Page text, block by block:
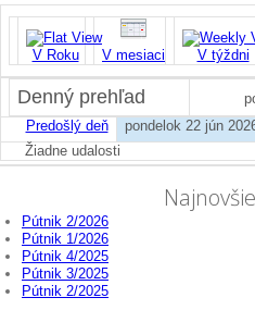
V Roku V mesiaci V týždni
Denný prehľad
Predošlý deň
pondelok 22 jún
Žiadne udalosti
Pútnik 2/2026
Pútnik 1/2026
Pútnik 4/2025
Pútnik 3/2025
Pútnik 2/2025